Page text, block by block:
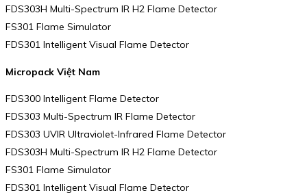
FDS303H Multi-Spectrum IR H2 Flame Detector
FS301 Flame Simulator
FDS301 Intelligent Visual Flame Detector
Micropack Việt Nam
FDS300 Intelligent Flame Detector
FDS303 Multi-Spectrum IR Flame Detector
FDS303 UVIR Ultraviolet-Infrared Flame Detector
FDS303H Multi-Spectrum IR H2 Flame Detector
FS301 Flame Simulator
FDS301 Intelligent Visual Flame Detector